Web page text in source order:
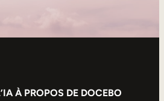
À PROPOS DE DOCEBO